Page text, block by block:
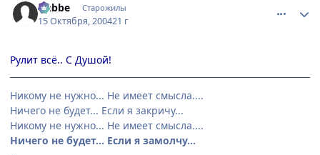
Nabbe Старожилы
15 Октября, 200421 г
Рулит всё.. С Душой!
Никому не нужно... Не имеет смысла....
Ничего не будет... Если я закричу...
Никому не нужно... Не имеет смысла....
Ничего не будет... Если я замолчу...